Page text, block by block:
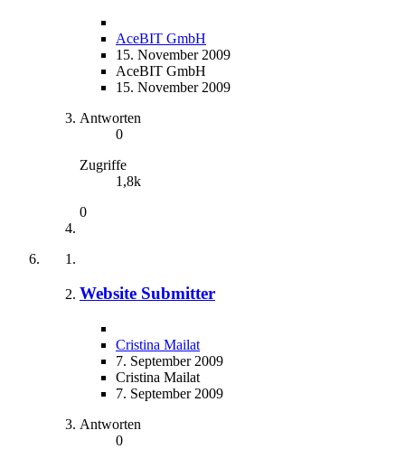
AceBIT GmbH
15. November 2009
AceBIT GmbH
15. November 2009
Antworten
0
Zugriffe
1,8k
0
Website Submitter
Cristina Mailat
7. September 2009
Cristina Mailat
7. September 2009
Antworten
0